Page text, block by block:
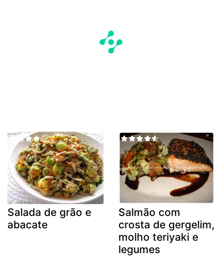
Salada de grão e
abacate
Salmão com
crosta de gergelim,
molho teriyaki e
legumes